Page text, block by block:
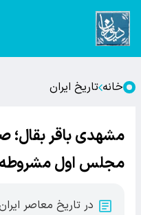
خانه تاریخ ایران
مشهدی باقر بقال؛
مجلس اول مشروطه
در تاریخ معاصر